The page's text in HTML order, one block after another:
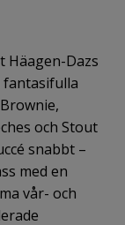
Häagen-Dazs
fantasifulla
och Stout
snabbt –
med en
vår- och